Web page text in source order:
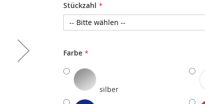
Stückzahl
Farbe
silber